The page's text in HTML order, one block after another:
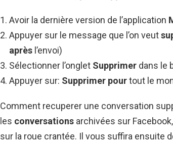
Avoir la dernière version de l’application
Appuyer sur le message que l’on veut
après l’envoi)
Sélectionner l’onglet Supprimer dans le
Appuyer sur: Supprimer pourtout le
Comment recuperer une conversation
les conversations archivées sur
sur la roue crantée. Il vous suffira ensuite